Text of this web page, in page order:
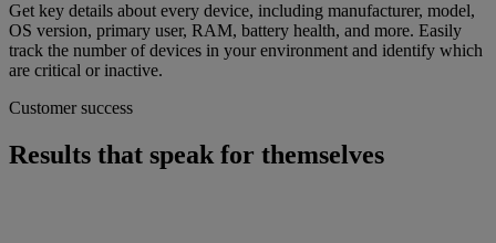
Get key details about every device, including manufacturer, model,
OS version, primary user, RAM, battery health, and more. Easily
track the number of devices in your environment and identify which
are critical or inactive.
Customer success
Results that speak for themselves